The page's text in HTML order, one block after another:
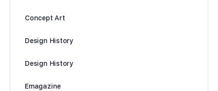
Concept Art
Design History
Design History
Emagazine